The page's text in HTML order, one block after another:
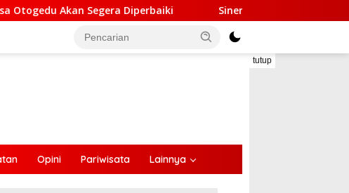
Diperbaiki Sinergi Lintas Sektor, Satlantas Polres Ende
tutup
Opini Pariwisata Lainnya